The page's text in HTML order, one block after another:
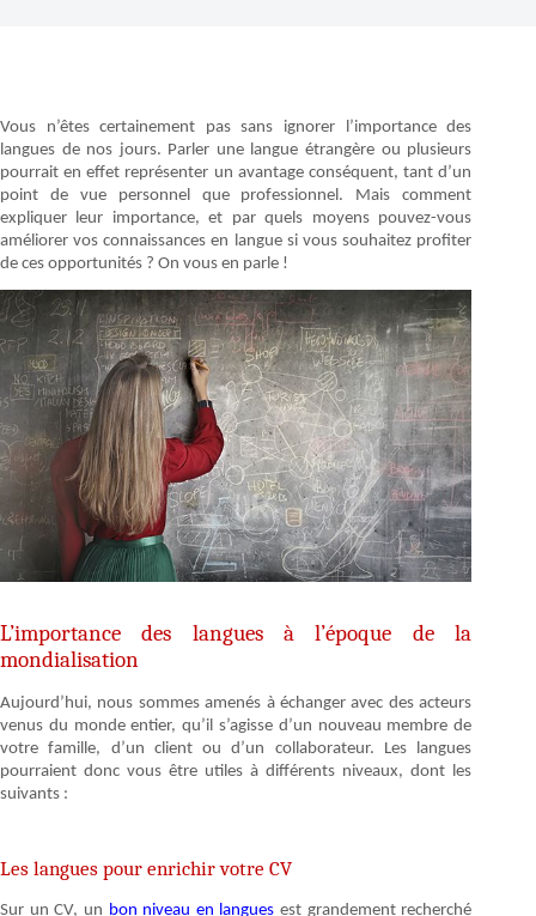
Vous n’êtes certainement pas sans ignorer l’importance des
langues de nos jours. Parler une langue étrangère ou plusieurs
pourrait en effet représenter un avantage conséquent, tant d’un
point de vue personnel que professionnel. Mais comment
expliquer leur importance, et par quels moyens pouvez-vous
améliorer vos connaissances en langue si vous souhaitez profiter
de ces opportunités ? On vous en parle !
L’importance des langues à l’époque de la
mondialisation
Aujourd’hui, nous sommes amenés à échanger avec des acteurs
venus du monde entier, qu’il s’agisse d’un nouveau membre de
votre famille, d’un client ou d’un collaborateur. Les langues
pourraient donc vous être utiles à différents niveaux, dont les
suivants :
Les langues pour enrichir votre CV
Sur un CV, un bon niveau en langues est grandement recherché